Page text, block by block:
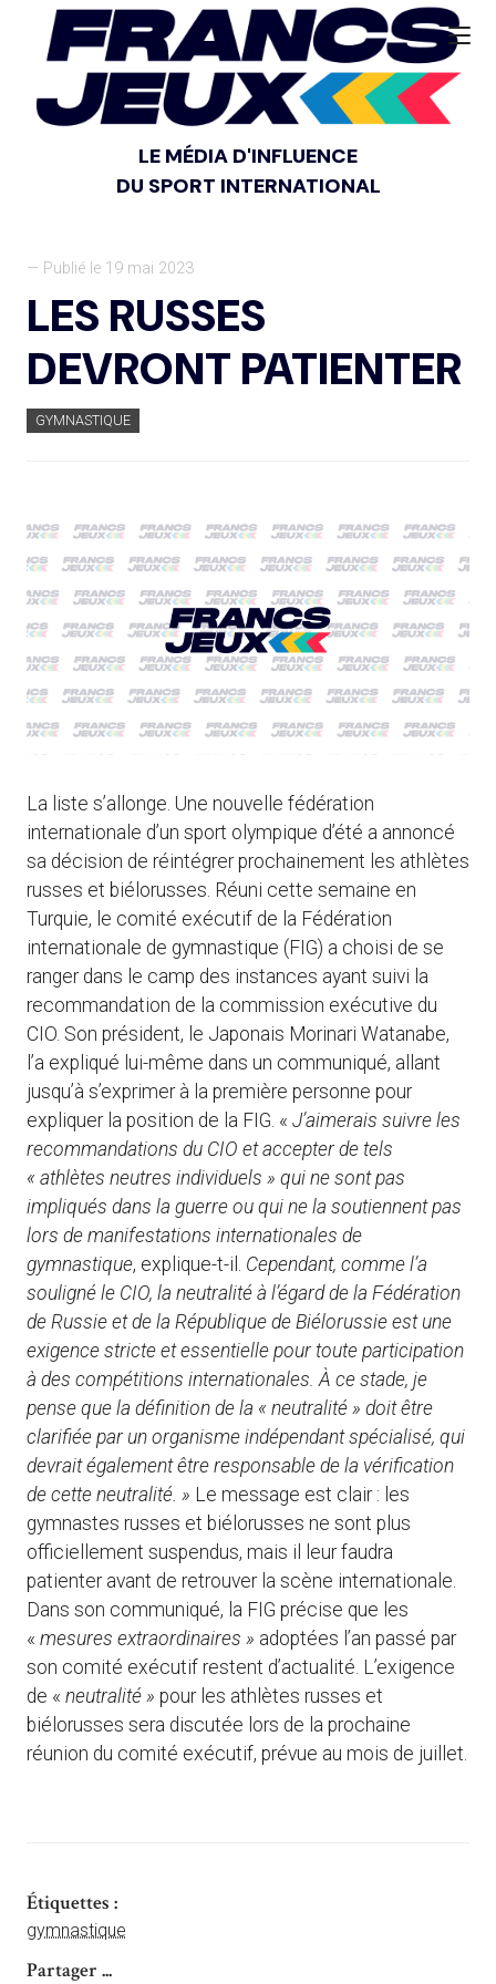
LE MÉDIA D'INFLUENCE
DU SPORT INTERNATIONAL
— Publié le 19 mai 2023
LES RUSSES
DEVRONT PATIENTER
GYMNASTIQUE
La liste s’allonge. Une nouvelle fédération
internationale d’un sport olympique d’été a annoncé
sa décision de réintégrer prochainement les athlètes
russes et biélorusses. Réuni cette semaine en
Turquie, le comité exécutif de la Fédération
internationale de gymnastique (FIG) a choisi de se
ranger dans le camp des instances ayant suivi la
recommandation de la commission exécutive du
CIO. Son président, le Japonais Morinari Watanabe,
l’a expliqué lui-même dans un communiqué, allant
jusqu’à s’exprimer à la première personne pour
expliquer la position de la FIG. « J’aimerais suivre les
recommandations du CIO et accepter de tels
« athlètes neutres individuels » qui ne sont pas
impliqués dans la guerre ou qui ne la soutiennent pas
lors de manifestations internationales de
gymnastique, explique-t-il. Cependant, comme l’a
souligné le CIO, la neutralité à l’égard de la Fédération
de Russie et de la République de Biélorussie est une
exigence stricte et essentielle pour toute participation
à des compétitions internationales. À ce stade, je
pense que la définition de la « neutralité » doit être
clarifiée par un organisme indépendant spécialisé, qui
devrait également être responsable de la vérification
de cette neutralité. » Le message est clair : les
gymnastes russes et biélorusses ne sont plus
officiellement suspendus, mais il leur faudra
patienter avant de retrouver la scène internationale.
Dans son communiqué, la FIG précise que les
« mesures extraordinaires » adoptées l’an passé par
son comité exécutif restent d’actualité. L’exigence
de « neutralité » pour les athlètes russes et
biélorusses sera discutée lors de la prochaine
réunion du comité exécutif, prévue au mois de juillet.
Étiquettes :
gymnastique
Partager ...